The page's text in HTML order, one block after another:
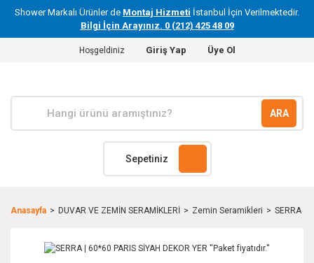
Shower Markalı Ürünler de Montaj Hizmeti İstanbul İçin Verilmektedir.
Bilgi İçin Arayınız. 0 (212) 425 48 09
Hoşgeldiniz Giriş Yap Üye Ol
ARA
Sepetiniz
Anasayfa DUVAR VE ZEMİN SERAMİKLERİ Zemin Seramikleri SERRA |